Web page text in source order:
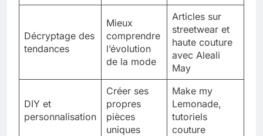
Décryptage des
tendances
Mieux
comprendre
l’évolution
de la mode
Articles sur
streetwear et
haute couture
avec Aleali
May
DIY et
personnalisation
Créer ses
propres
pièces
uniques
Make my
Lemonade,
tutoriels
couture